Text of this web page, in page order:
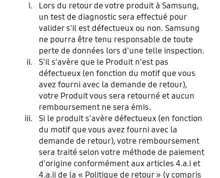
Lors du retour de votre produit à Samsung,
un test de diagnostic sera effectué pour
valider s'il est défectueux ou non. Samsung
ne pourra être tenu responsable de toute
perte de données lors d'une telle inspection.
S'il s'avère que le Produit n'est pas
défectueux (en fonction du motif que vous
avez fourni avec la demande de retour),
votre Produit vous sera retourné et aucun
remboursement ne sera émis.
Si le produit s'avère défectueux (en fonction
du motif que vous avez fourni avec la
demande de retour), votre remboursement
sera traité selon votre méthode de paiement
d'origine conformément aux articles 4.a.i et
4.a.ii de la « Politique de retour » (y compris